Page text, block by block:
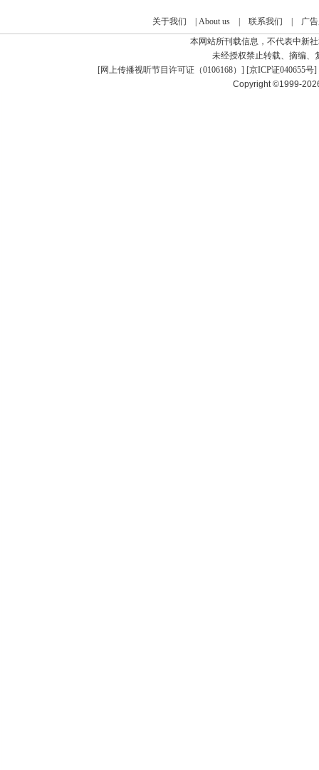
关于我们 About us| 联系我们
广
本网站所刊载信息，不代表中新
未经授权禁止转载、摘编、
[网上传播视听节目许可证（0106168） ] [京ICP证040655号]
Copyright ©1999-